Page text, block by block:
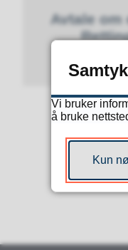
Avtale om
Vi bruker
å bruke
Kun